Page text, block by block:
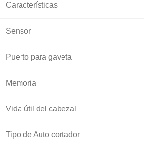
Características
Sensor
Puerto para gaveta
Memoria
Vida útil del cabezal
Tipo de Auto cortador